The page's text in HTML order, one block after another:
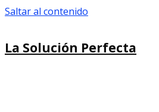
Saltar al contenido
La Solución Perfecta